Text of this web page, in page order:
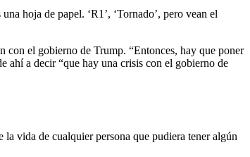
hoja de papel. ‘R1’, ‘Tornado’, pero vean el
con el gobierno de Trump. “Entonces, hay que poner
ahí a decir “que hay una crisis con el gobierno de
vida de cualquier persona que pudiera tener algún